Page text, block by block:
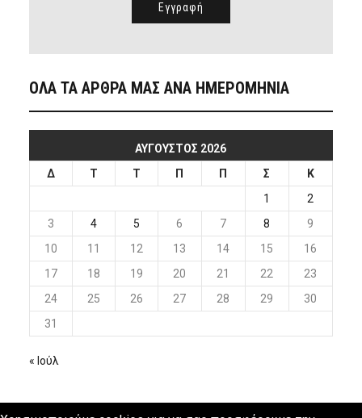
ΟΛΑ ΤΑ ΑΡΘΡΑ ΜΑΣ ΑΝΑ ΗΜΕΡΟΜΗΝΙΑ
ΑΎΓΟΥΣΤΟΣ 2026
Δ
Τ Τ Π Π Σ
Κ
1
2
3
4 5 6 7 8
9
10
11 12 13 14 15
16
17
18 19 20 21 22
23
24
25 26 27 28 29
30
31
« Ιούλ